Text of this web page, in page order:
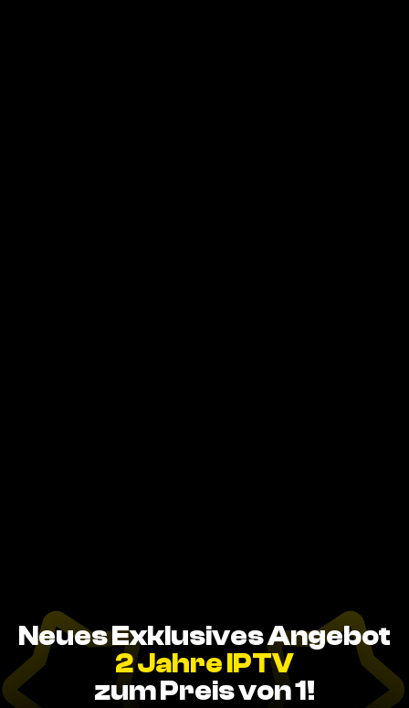
Neues Exklusives Angebot
2 Jahre IPTV
zum Preis von 1!